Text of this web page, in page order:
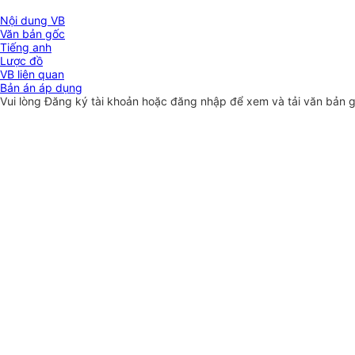
Nội dung VB
Văn bản gốc
Tiếng anh
Lược đồ
VB liên quan
Bản án áp dụng
Vui lòngĐăng ký tài khoản hoặc đăng nhập để xem và tải văn bản